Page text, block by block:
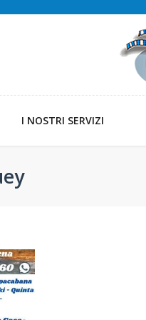
I NOSTRI SERVIZI